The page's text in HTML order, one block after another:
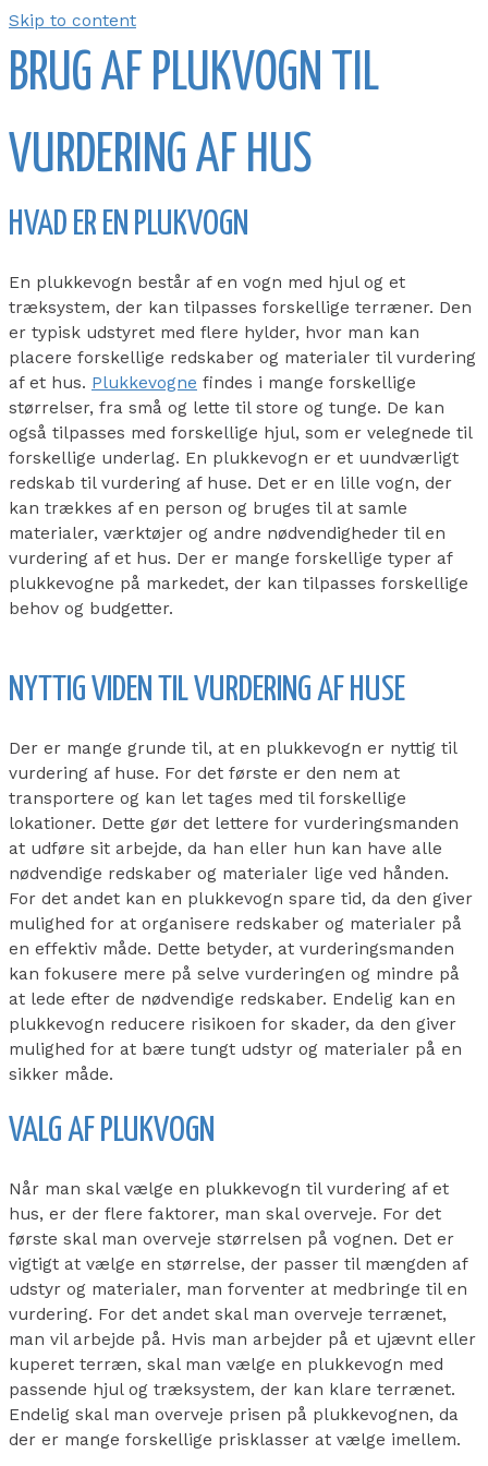
Skip to content
BRUG AF PLUKVOGN TIL
VURDERING AF HUS
HVAD ER EN PLUKVOGN
En plukkevogn består af en vogn med hjul og et
træksystem, der kan tilpasses forskellige terræner. Den
er typisk udstyret med flere hylder, hvor man kan
placere forskellige redskaber og materialer til vurdering
af et hus. Plukkevogne findes i mange forskellige
størrelser, fra små og lette til store og tunge. De kan
også tilpasses med forskellige hjul, som er velegnede til
forskellige underlag. En plukkevogn er et uundværligt
redskab til vurdering af huse. Det er en lille vogn, der
kan trækkes af en person og bruges til at samle
materialer, værktøjer og andre nødvendigheder til en
vurdering af et hus. Der er mange forskellige typer af
plukkevogne på markedet, der kan tilpasses forskellige
behov og budgetter.
NYTTIG VIDEN TIL VURDERING AF HUSE
Der er mange grunde til, at en plukkevogn er nyttig til
vurdering af huse. For det første er den nem at
transportere og kan let tages med til forskellige
lokationer. Dette gør det lettere for vurderingsmanden
at udføre sit arbejde, da han eller hun kan have alle
nødvendige redskaber og materialer lige ved hånden.
For det andet kan en plukkevogn spare tid, da den giver
mulighed for at organisere redskaber og materialer på
en effektiv måde. Dette betyder, at vurderingsmanden
kan fokusere mere på selve vurderingen og mindre på
at lede efter de nødvendige redskaber. Endelig kan en
plukkevogn reducere risikoen for skader, da den giver
mulighed for at bære tungt udstyr og materialer på en
sikker måde.
VALG AF PLUKVOGN
Når man skal vælge en plukkevogn til vurdering af et
hus, er der flere faktorer, man skal overveje. For det
første skal man overveje størrelsen på vognen. Det er
vigtigt at vælge en størrelse, der passer til mængden af
udstyr og materialer, man forventer at medbringe til en
vurdering. For det andet skal man overveje terrænet,
man vil arbejde på. Hvis man arbejder på et ujævnt eller
kuperet terræn, skal man vælge en plukkevogn med
passende hjul og træksystem, der kan klare terrænet.
Endelig skal man overveje prisen på plukkevognen, da
der er mange forskellige prisklasser at vælge imellem.